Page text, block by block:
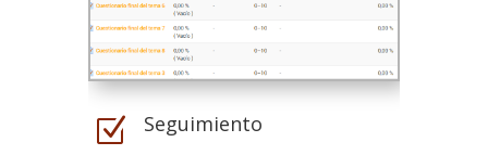
Z Seguimiento